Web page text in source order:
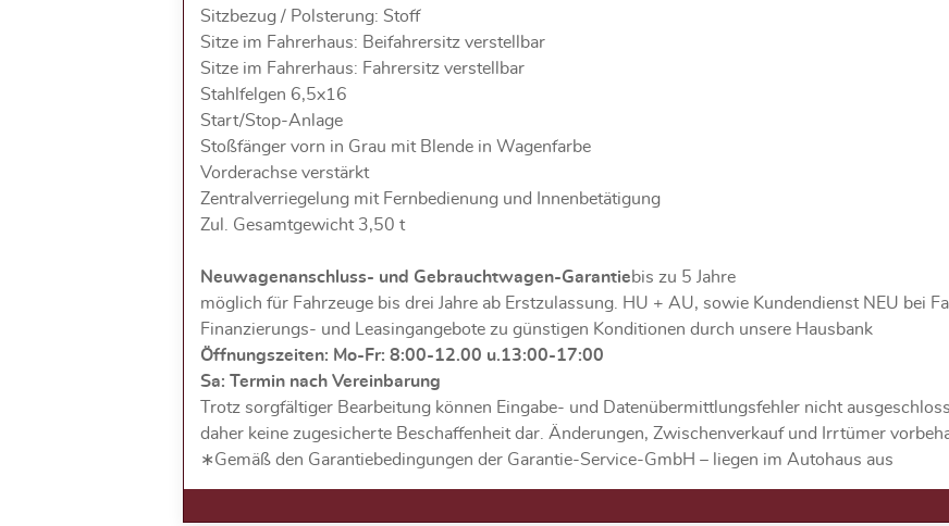
Sitzbezug / Polsterung: Stoff
Sitze im Fahrerhaus: Beifahrersitz verstellbar
Sitze im Fahrerhaus: Fahrersitz verstellbar
Stahlfelgen 6,5x16
Start/Stop-Anlage
Stoßfänger vorn in Grau mit Blende in Wagenfarbe
Vorderachse verstärkt
Zentralverriegelung mit Fernbedienung und Innenbetätigung
Zul. Gesamtgewicht 3,50 t
Neuwagenanschluss- und Gebrauchtwagen-Garantiebis zu 5 Jahre
möglich für Fahrzeuge bis drei Jahre ab Erstzulassung. HU + AU, sowie Kundendienst NEU bei
Finanzierungs- und Leasingangebote zu günstigen Konditionen durch unsere Hausbank
Öffnungszeiten: Mo-Fr: 8:00-12.00 u.13:00-17:00
Sa: Termin nach Vereinbarung
Trotz sorgfältiger Bearbeitung können Eingabe- und Datenübermittlungsfehler nicht
daher keine zugesicherte Beschaffenheit dar. Änderungen, Zwischenverkauf und Irrtümer
∗Gemäß den Garantiebedingungen der Garantie-Service-GmbH – liegen im Autohaus aus